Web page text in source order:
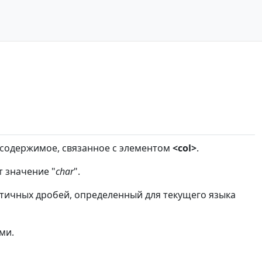
связанное с элементом <col>.
значение "char".
дробей, определенный для текущего языка